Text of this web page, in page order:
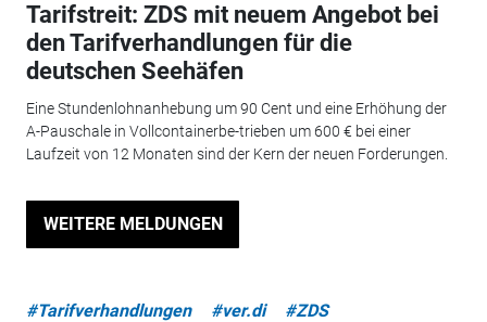
Tarifstreit: ZDS mit neuem Angebot bei
den Tarifverhandlungen für die
deutschen Seehäfen
Eine Stundenlohnanhebung um 90 Cent und eine Erhöhung der
A-Pauschale in Vollcontainerbe-trieben um 600 € bei einer
Laufzeit von 12 Monaten sind der Kern der neuen Forderungen.
WEITERE MELDUNGEN
#Tarifverhandlungen #ver.di
#ZDS